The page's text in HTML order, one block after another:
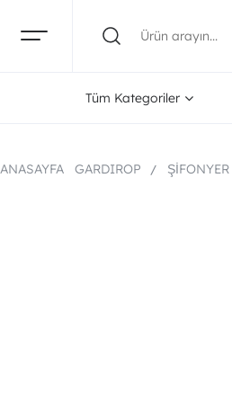
Tüm Kategoriler
ANASAYFA GARDIROP ŞIFONYER